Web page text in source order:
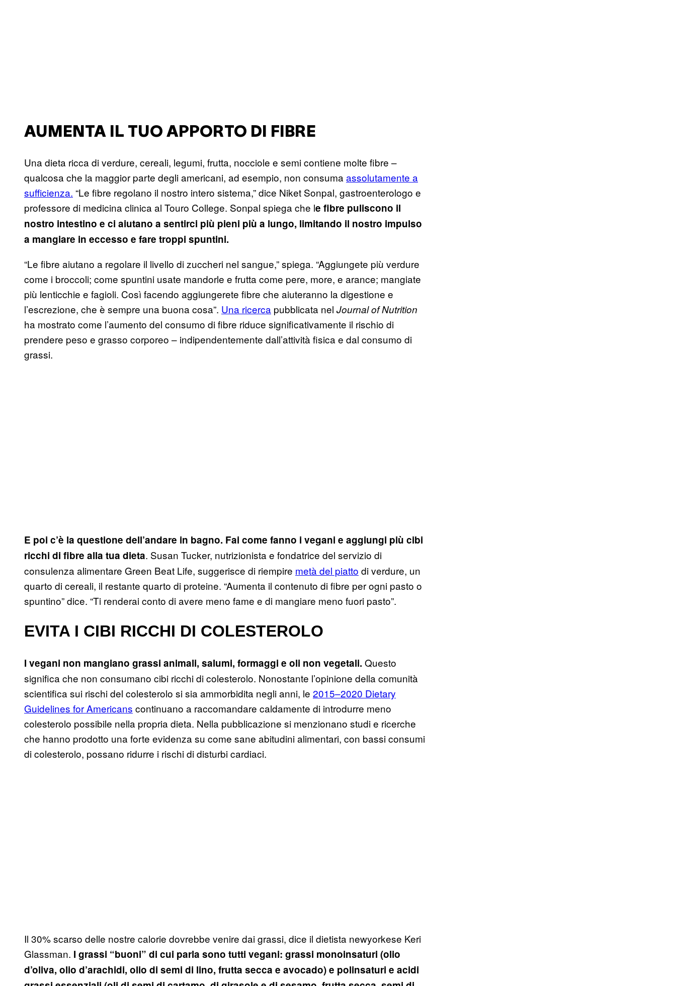
AUMENTA IL TUO APPORTO DI FIBRE
Una dieta ricca di verdure, cereali, legumi, frutta, nocciole e semi contiene molte fibre –
qualcosa che la maggior parte degli americani, ad esempio, non consumaassolutamente a
sufficienza. “Le fibre regolano il nostro intero sistema,” dice Niket Sonpal, gastroenterologo e
professore di medicina clinica al Touro College. Sonpal spiega che le fibre puliscono il
nostro intestino e ci aiutano a sentirci più pieni più a lungo, limitando il nostro impulso
a mangiare in eccesso e fare troppi spuntini.
“Le fibre aiutano a regolare il livello di zuccheri nel sangue,” spiega. “Aggiungete più verdure
come i broccoli; come spuntini usate mandorle e frutta come pere, more, e arance; mangiate
più lenticchie e fagioli. Così facendo aggiungerete fibre che aiuteranno la digestione e
l’escrezione, che è sempre una buona cosa”. Una ricerca pubblicata nel Journal of Nutrition
ha mostrato come l’aumento del consumo di fibre riduce significativamente il rischio di
prendere peso e grasso corporeo – indipendentemente dall’attività fisica e dal consumo di
grassi.
E poi c’è la questione dell’andare in bagno. Fai come fanno i vegani e aggiungi più cibi
ricchi di fibre alla tua dieta. Susan Tucker, nutrizionista e fondatrice del servizio di
consulenza alimentare Green Beat Life, suggerisce di riempire metà del piatto di verdure, un
quarto di cereali, il restante quarto di proteine. “Aumenta il contenuto di fibre per ogni pasto o
spuntino” dice. “Ti renderai conto di avere meno fame e di mangiare meno fuori pasto”.
EVITA I CIBI RICCHI DI COLESTEROLO
I vegani non mangiano grassi animali, salumi, formaggi e oli non vegetali. Questo
significa che non consumano cibi ricchi di colesterolo. Nonostante l’opinione della comunità
scientifica sui rischi del colesterolo si sia ammorbidita negli anni, le 2015–2020 Dietary
Guidelines for Americans continuano a raccomandare caldamente di introdurre meno
colesterolo possibile nella propria dieta. Nella pubblicazione si menzionano studi e ricerche
che hanno prodotto una forte evidenza su come sane abitudini alimentari, con bassi consumi
di colesterolo, possano ridurre i rischi di disturbi cardiaci.
Il 30% scarso delle nostre calorie dovrebbe venire dai grassi, dice il dietista newyorkese Keri
Glassman. I grassi “buoni” di cui parla sono tutti vegani: grassi monoinsaturi (olio
d’oliva, olio d’arachidi, olio di semi di lino, frutta secca e avocado) e polinsaturi e acidi